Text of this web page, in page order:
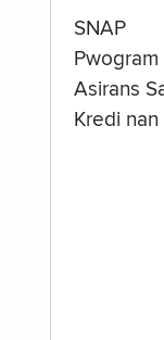
SNAP
Asirans
Kredi nan